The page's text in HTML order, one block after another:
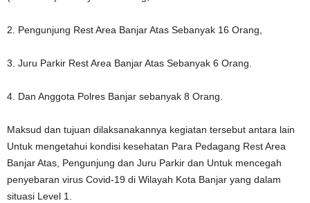
2. Pengunjung Rest Area Banjar Atas Sebanyak 16 Orang,
3. Juru Parkir Rest Area Banjar Atas Sebanyak 6 Orang.
4. Dan Anggota Polres Banjar sebanyak 8 Orang.
Maksud dan tujuan dilaksanakannya kegiatan tersebut antara lain
Untuk mengetahui kondisi kesehatan Para Pedagang Rest Area
Banjar Atas, Pengunjung dan Juru Parkir dan Untuk mencegah
penyebaran virus Covid-19 di Wilayah Kota Banjar yang dalam
situasi Level 1.